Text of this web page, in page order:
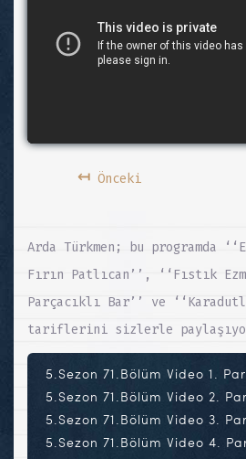
↤Önceki
Arda Türkmen; bu programda
Fırın Patlıcan’’, ‘‘Fıstık
Parçacıklı Bar’’ ve
tariflerini sizlerle
5.Sezon 71.Bölüm Video 1.
5.Sezon 71.Bölüm Video 2.
5.Sezon 71.Bölüm Video 3.
5.Sezon 71.Bölüm Video 4.